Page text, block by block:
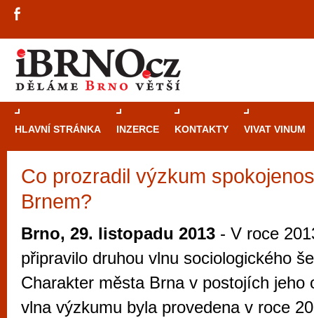
HLAVNÍ STRÁNKA INZERCE KONTAKTY VIVAT VINUM
Co prozradil výzkum
Brnem?
Brno, 29. listopadu 2013 - V roce
připravilo druhou vlnu sociologického
Charakter města Brna v postojích jeho
vlna výzkumu byla provedena v roce
Průvodce
Brno je
zajímavé
restaurace,
Mimo jiné je ale také místem, kde si